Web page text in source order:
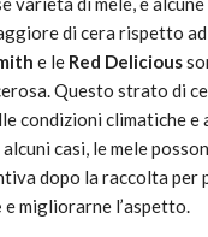
di cera rispetto
e le Red Delicious
Questo strato di
condizioni climatiche e
casi, le mele
dopo la raccolta per
e migliorarne l’aspetto.